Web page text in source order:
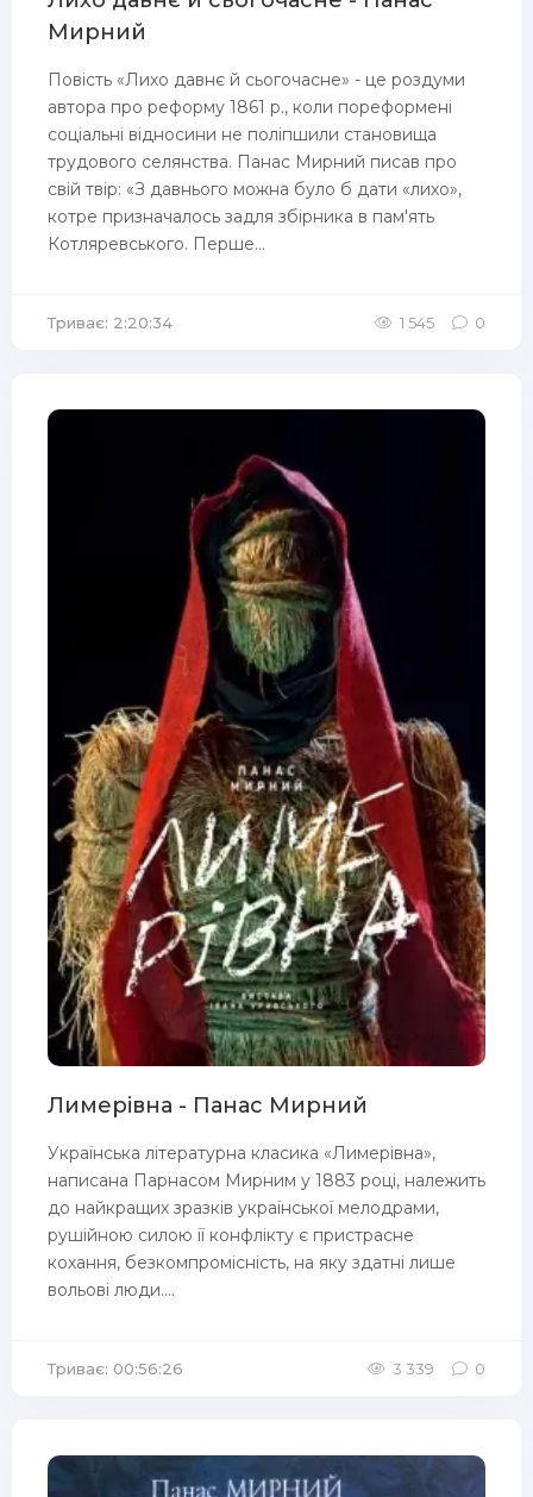
Мирний
Повість «Лихо давнє й сьогочасне» - це роздуми
автора про реформу 1861 р., коли пореформені
соціальні відносини не поліпшили становища
трудового селянства. Панас Мирний писав про
свій твір: «З давнього можна було б дати «лихо»,
котре призначалось задля збірника в пам'ять
Котляревського. Перше...
Триває: 2:20:34 1 545 0
Лимерівна - Панас Мирний
Українська літературна класика «Лимерівна»,
написана Парнасом Мирним у 1883 році, належить
до найкращих зразків української мелодрами,
рушійною силою її конфлікту є пристрасне
кохання, безкомпромісність, на яку здатні лише
вольові люди....
Триває: 00:56:26 3 339 0